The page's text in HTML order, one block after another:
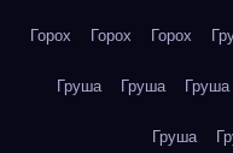
Горох Горох Горох
Груша Груша Груша
Груша